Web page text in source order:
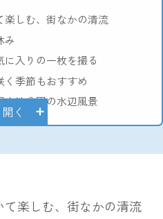
く
楽しむ、街なかの清流
み
に入りの一枚を撮る
季節もおすすめ
水池公園の水辺風景
て楽しむ、街なかの清流